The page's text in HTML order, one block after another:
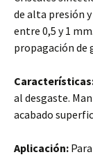
de alta presión
entre 0,5 y 1
propagación de
al desgaste.
acabado
Aplicación: